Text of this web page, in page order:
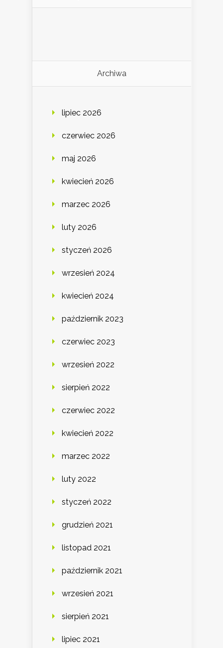
Archiwa
lipiec 2026
czerwiec 2026
maj 2026
kwiecień 2026
marzec 2026
luty 2026
styczeń 2026
wrzesień 2024
kwiecień 2024
październik 2023
czerwiec 2023
wrzesień 2022
sierpień 2022
czerwiec 2022
kwiecień 2022
marzec 2022
luty 2022
styczeń 2022
grudzień 2021
listopad 2021
październik 2021
wrzesień 2021
sierpień 2021
lipiec 2021